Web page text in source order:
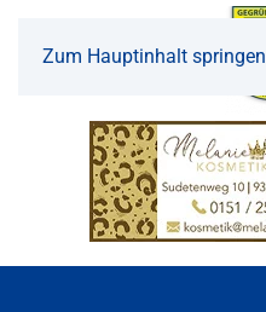
Zum Hauptinhalt springen